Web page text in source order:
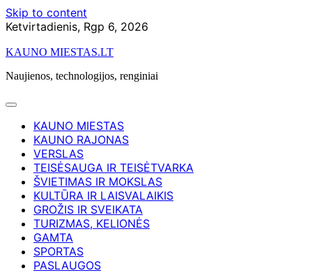
Skip to content
Ketvirtadienis, Rgp 6, 2026
KAUNO MIESTAS.LT
Naujienos, technologijos, renginiai
KAUNO MIESTAS
KAUNO RAJONAS
VERSLAS
TEISĖSAUGA IR TEISĖTVARKA
ŠVIETIMAS IR MOKSLAS
KULTŪRA IR LAISVALAIKIS
GROŽIS IR SVEIKATA
TURIZMAS, KELIONĖS
GAMTA
SPORTAS
PASLAUGOS